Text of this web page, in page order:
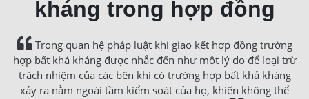
kháng trong hợp đồng
Trong quan hệ pháp luật khi giao kết hợp đồng trường
hợp bất khả kháng được nhắc đến như một lý do để loại trừ
trách nhiệm của các bên khi có trường hợp bất khả kháng
xảy ra nằm ngoài tầm kiểm soát của họ, khiến không thể